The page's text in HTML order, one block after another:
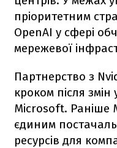
пріоритетним
OpenAI у сфері
мережевої
Партнерство з
кроком після змін
Microsoft. Раніше
єдиним
ресурсів для